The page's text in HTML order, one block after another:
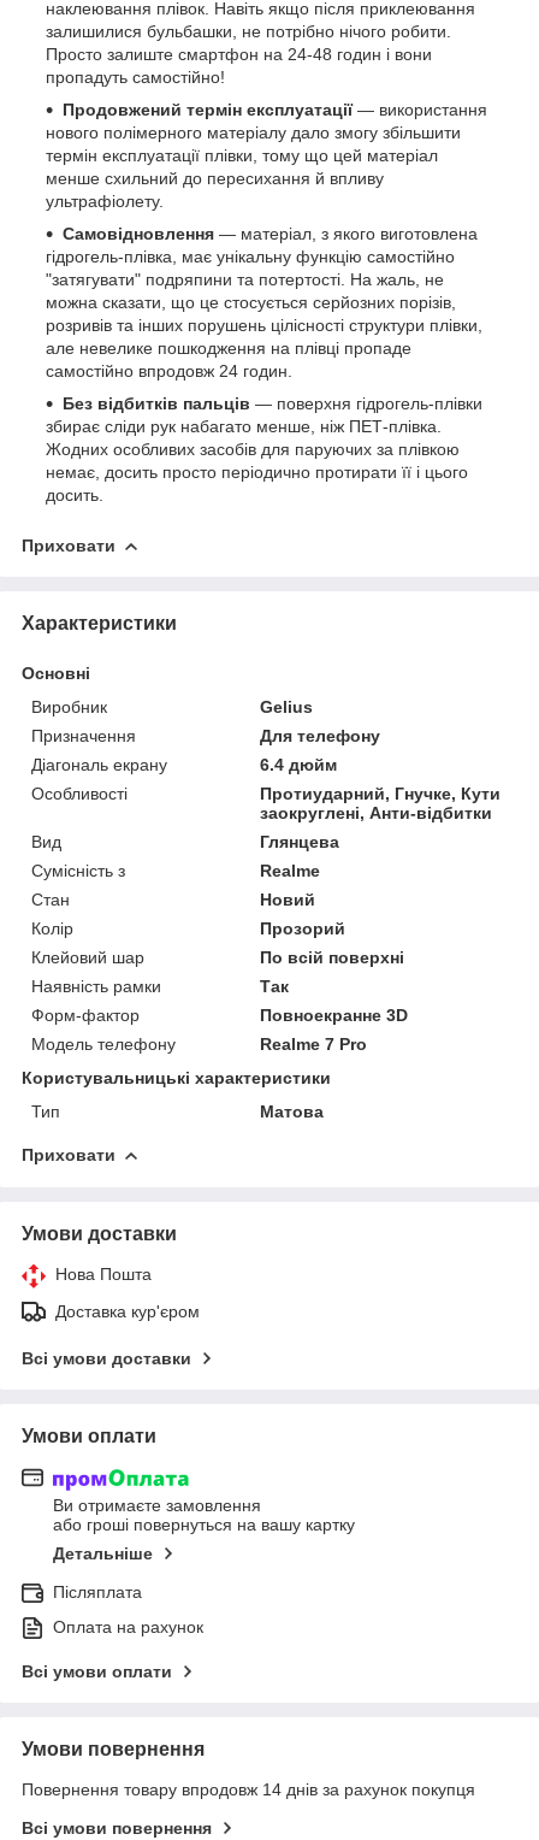
наклеювання плівок. Навіть якщо після приклеювання
залишилися бульбашки, не потрібно нічого робити.
Просто залиште смартфон на 24-48 годин і вони
пропадуть самостійно!
Продовжений термін експлуатації— використання
нового полімерного матеріалу дало змогу збільшити
термін експлуатації плівки, тому що цей матеріал
менше схильний до пересихання й впливу
ультрафіолету.
Самовідновлення — матеріал, з якого виготовлена
гідрогель-плівка, має унікальну функцію самостійно
"затягувати" подряпини та потертості. На жаль, не
можна сказати, що це стосується серйозних порізів,
розривів та інших порушень цілісності структури плівки,
але невелике пошкодження на плівці пропаде
самостійно впродовж 24 годин.
Без відбитків пальців — поверхня гідрогель-плівки
збирає сліди рук набагато менше, ніж ПЕТ-плівка.
Жодних особливих засобів для паруючих за плівкою
немає, досить просто періодично протирати її і цього
досить.
Приховати
Характеристики
Основні
Виробник
Gelius
Призначення
Для телефону
Діагональ екрану
6.4 дюйм
Особливості
Протиударний, Гнучке, Кути
заокруглені, Анти-відбитки
Вид
Глянцева
Сумісність з
Realme
Стан
Новий
Колір
Прозорий
Клейовий шар
По всій поверхні
Наявність рамки
Так
Форм-фактор
Повноекранне 3D
Модель телефону
Realme 7 Pro
Користувальницькі характеристики
Тип
Матова
Приховати
Умови доставки
Нова Пошта
Доставка кур'єром
Всі умови доставки
Умови оплати
Ви отримаєте замовлення
або гроші повернуться на вашу картку
Детальніше
Післяплата
Оплата на рахунок
Всі умови оплати
Умови повернення
Повернення товару впродовж 14 днів за рахунок покупця
Всі умови повернення